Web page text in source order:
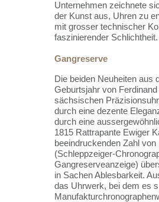
Unternehmen zeichnete
der Kunst aus, Uhren zu
mit grosser technischer
faszinierender Schlichtheit.
Gangreserve
Die beiden Neuheiten aus
Geburtsjahr von
sächsischen
durch eine dezente
durch eine
1815 Rattrapante Ewiger
beeindruckenden Zahl
(Schleppzeiger-
Gangreserveanzeige)
in Sachen Ablesbarkeit.
das Uhrwerk, bei dem es